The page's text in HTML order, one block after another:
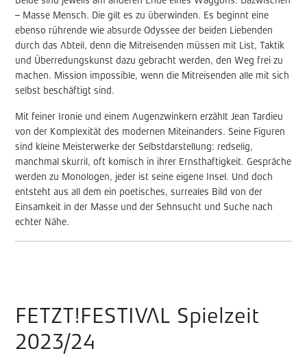
– Masse Mensch. Die gilt es zu überwinden. Es beginnt eine
ebenso rührende wie absurde Odyssee der beiden Liebenden
durch das Abteil, denn die Mitreisenden müssen mit List, Taktik
und Überredungskunst dazu gebracht werden, den Weg frei zu
machen. Mission impossible, wenn die Mitreisenden alle mit sich
selbst beschäftigt sind.
Mit feiner Ironie und einem Augenzwinkern erzählt Jean Tardieu
von der Komplexität des modernen Miteinanders. Seine Figuren
sind kleine Meisterwerke der Selbstdarstellung: redselig,
manchmal skurril, oft komisch in ihrer Ernsthaftigkeit. Gespräche
werden zu Monologen, jeder ist seine eigene Insel. Und doch
entsteht aus all dem ein poetisches, surreales Bild von der
Einsamkeit in der Masse und der Sehnsucht und Suche nach
echter Nähe.
FETZT!FESTIVAL Spielzeit
2023/24